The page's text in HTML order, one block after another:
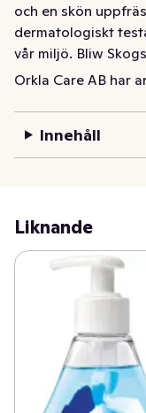
och en skön
dermatologiskt
vår miljö. Bliw
den nordiska
tillverkas i Falun.
vår miljö. Bliw
den nordiska
blåbär, hallon,
Orkla Care AB har
Innehåll
Liknande